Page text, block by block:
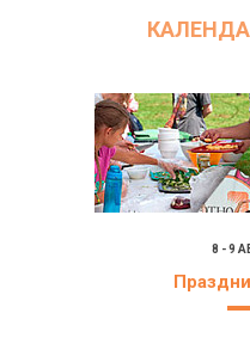
8 - 9